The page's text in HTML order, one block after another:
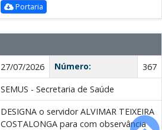
Portaria
27/07/2026 Número:
367
SEMUS - Secretaria de Saúde
DESIGNA o servidor ALVIMAR TEIXEIRA
COSTALONGA para com observância